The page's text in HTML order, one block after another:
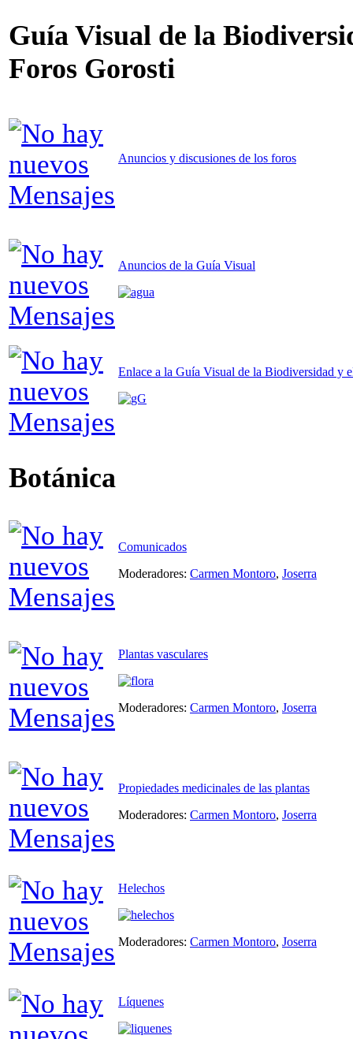
Guía Visual de la
Foros Gorosti
Anuncios y discusiones de los foros
Anuncios de la Guía Visual
Enlace a la Guía Visual de la Biodiversidad y
Botánica
Comunicados
Moderadores: Carmen Montoro, Joserra
Plantas vasculares
Moderadores: Carmen Montoro, Joserra
Propiedades medicinales de las plantas
Moderadores: Carmen Montoro, Joserra
Helechos
Moderadores: Carmen Montoro, Joserra
Líquenes